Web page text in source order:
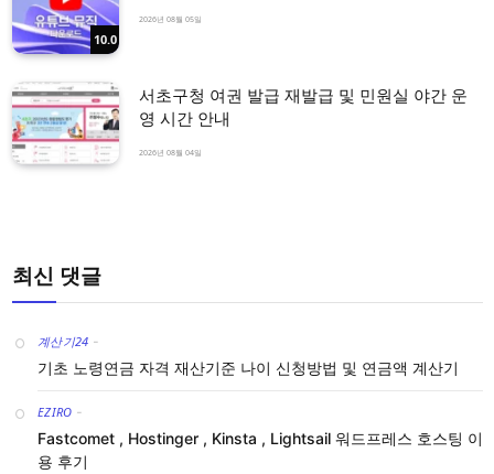
10.0
2026년 08월 05일
서초구청 여권 발급 재발급 및 민원실 야간 운
영 시간 안내
2026년 08월 04일
최신 댓글
계산기24 -
기초 노령연금 자격 재산기준 나이 신청방법 및 연금액 계산기
EZIRO -
Fastcomet , Hostinger , Kinsta , Lightsail 워드프레스 호스팅 이
용 후기